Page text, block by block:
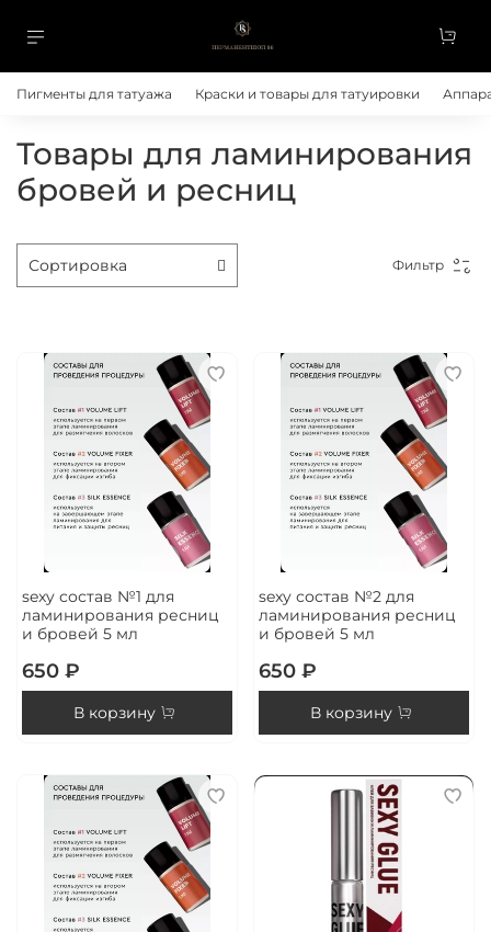
Пигменты для татуажа Краски и товары для татуировки
Товары для ламинирования
бровей и ресниц
sexy состав №1 для
ламинирования ресниц
и бровей 5 мл
650 ₽
В корзину
sexy состав №2 для
ламинирования ресниц
и бровей 5 мл
650 ₽
В корзину
Фильтр